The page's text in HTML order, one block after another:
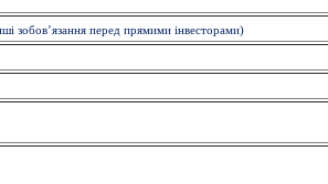
зобов’язання перед прямими інвесторами)